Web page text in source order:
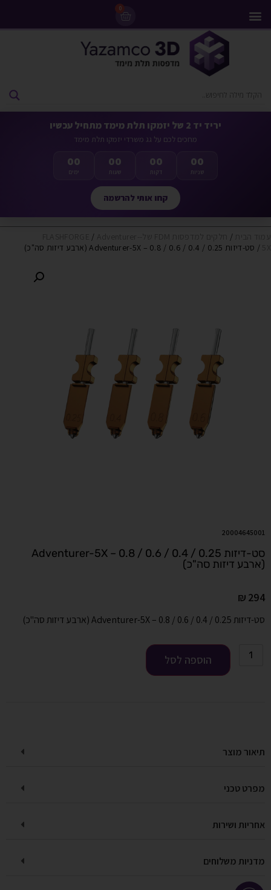
0
יריד יד 2 של יזמקו תלת מימד מתחיל עכשיו
מחכים לכם על גג משרדי יזמקו תלת מימד
00
ימים
00
שעות
00
דקות
00
שניות
קחו אותי להרשמה
/
/
/ סט-דיזות 0.25 / 0.4 / 0.6 / 0.8 – Adventurer-5X (ארבע דיזות סה"כ)
20004645001
סט-דיזות 0.25 / 0.4 / 0.6 / 0.8 – Adventurer-5X
(ארבע דיזות סה"כ)
₪ 294
סט-דיזות 0.25 / 0.4 / 0.6 / 0.8 – Adventurer-5X (ארבע דיזות סה"כ)
הוספה לסל
תיאור מוצר
מפרט טכני
אחריות ושירות
מדניות משלוחים